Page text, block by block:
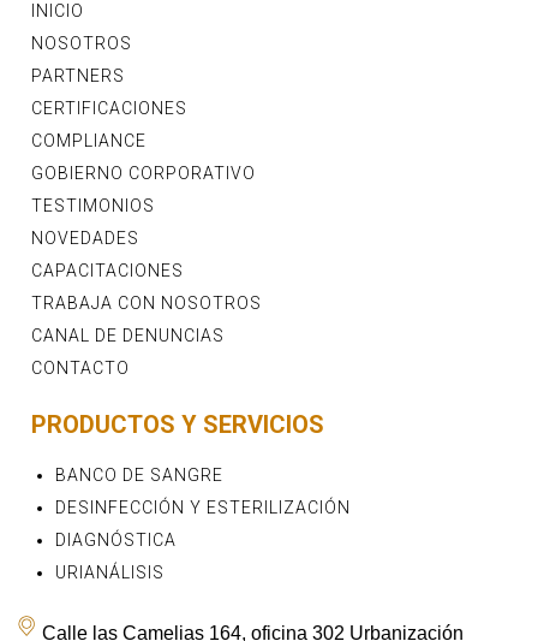
INICIO
NOSOTROS
PARTNERS
CERTIFICACIONES
COMPLIANCE
GOBIERNO CORPORATIVO
TESTIMONIOS
NOVEDADES
CAPACITACIONES
TRABAJA CON NOSOTROS
CANAL DE DENUNCIAS
CONTACTO
PRODUCTOS Y SERVICIOS
BANCO DE SANGRE
DESINFECCIÓN Y ESTERILIZACIÓN
DIAGNÓSTICA
URIANÁLISIS
Calle las Camelias 164, oficina 302 Urbanización